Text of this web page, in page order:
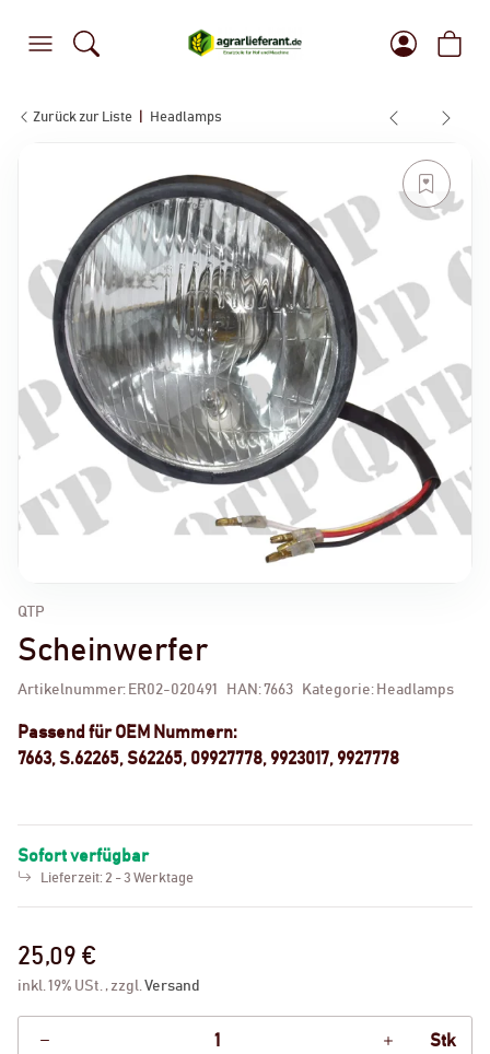
Zurück zur Liste Headlamps
QTP
Scheinwerfer
Artikelnummer: ER02-020491 HAN:7663 Kategorie: Headlamps
Passend für OEM Nummern:
7663, S.62265, S62265, 09927778, 9923017, 9927778
Sofort verfügbar
Lieferzeit: 2 - 3 Werktage
25,09 €
inkl. 19% USt. , zzgl. Versand
Stk